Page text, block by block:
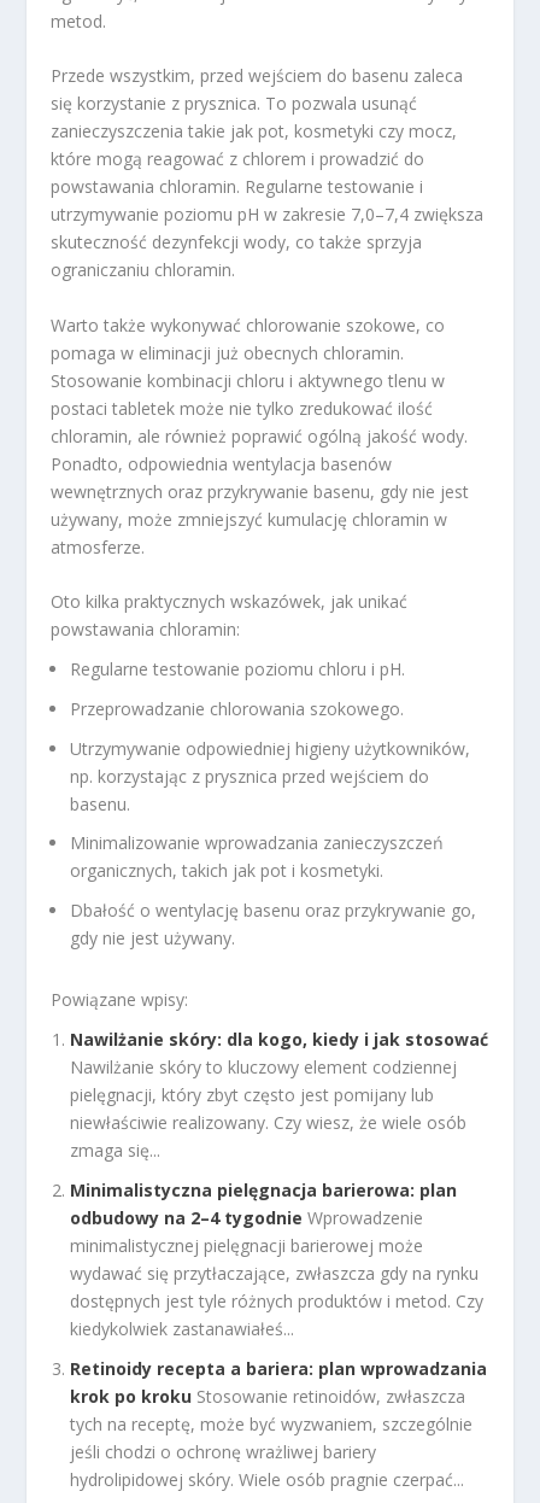
metod.
Przede wszystkim, przed wejściem do basenu zaleca
się korzystanie z prysznica. To pozwala usunąć
zanieczyszczenia takie jak pot, kosmetyki czy mocz,
które mogą reagować z chlorem i prowadzić do
powstawania chloramin. Regularne testowanie i
utrzymywanie poziomu pH w zakresie 7,0–7,4 zwiększa
skuteczność dezynfekcji wody, co także sprzyja
ograniczaniu chloramin.
Warto także wykonywać chlorowanie szokowe, co
pomaga w eliminacji już obecnych chloramin.
Stosowanie kombinacji chloru i aktywnego tlenu w
postaci tabletek może nie tylko zredukować ilość
chloramin, ale również poprawić ogólną jakość wody.
Ponadto, odpowiednia wentylacja basenów
wewnętrznych oraz przykrywanie basenu, gdy nie jest
używany, może zmniejszyć kumulację chloramin w
atmosferze.
Oto kilka praktycznych wskazówek, jak unikać
powstawania chloramin:
Regularne testowanie poziomu chloru i pH.
Przeprowadzanie chlorowania szokowego.
Utrzymywanie odpowiedniej higieny użytkowników,
np. korzystając z prysznica przed wejściem do
basenu.
Minimalizowanie wprowadzania zanieczyszczeń
organicznych, takich jak pot i kosmetyki.
Dbałość o wentylację basenu oraz przykrywanie go,
gdy nie jest używany.
Powiązane wpisy:
Nawilżanie skóry: dla kogo, kiedy i jak stosować
Nawilżanie skóry to kluczowy element codziennej
pielęgnacji, który zbyt często jest pomijany lub
niewłaściwie realizowany. Czy wiesz, że wiele osób
zmaga się...
Minimalistyczna pielęgnacja barierowa: plan
odbudowy na 2–4 tygodnie Wprowadzenie
minimalistycznej pielęgnacji barierowej może
wydawać się przytłaczające, zwłaszcza gdy na rynku
dostępnych jest tyle różnych produktów i metod. Czy
kiedykolwiek zastanawiałeś...
Retinoidy recepta a bariera: plan wprowadzania
krok po kroku Stosowanie retinoidów, zwłaszcza
tych na receptę, może być wyzwaniem, szczególnie
jeśli chodzi o ochronę wrażliwej bariery
hydrolipidowej skóry. Wiele osób pragnie czerpać...